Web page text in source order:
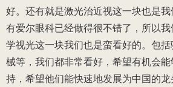
好。还有就是激光治近视这一块也是
有爱尔眼科已经做得很不错了，所以
学视光这一块我们也是蛮看好的。包
械等，我们都非常看好，希望有机会
持，希望他们能快速地发展为中国的